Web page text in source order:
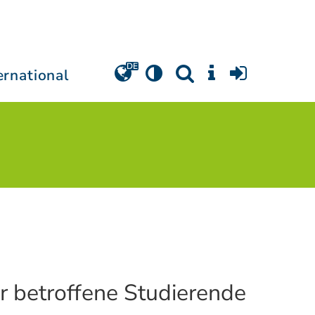
betroffene Studierende